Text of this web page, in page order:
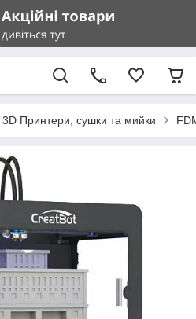
3D Принтери, сушки та мийки